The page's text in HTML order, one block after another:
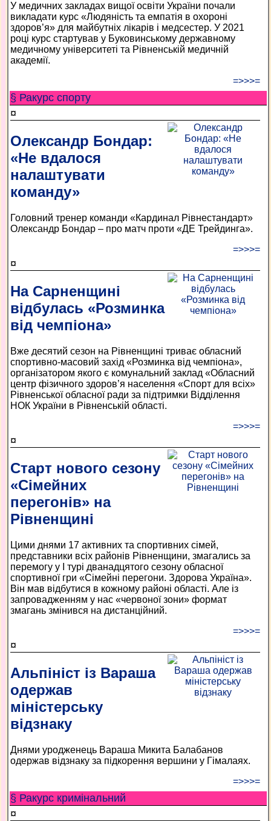
У медичних закладах вищої освіти України почали
викладати курс «Людяність та емпатія в охороні
здоров’я» для майбутніх лікарів і медсестер. У 2021
році курс стартував у Буковинському державному
медичному університеті та Рівненській медичній
академії.
=>>>=
§ Ракурс спорту
¤
Олександр Бондар:
«Не вдалося
налаштувати
команду»
Головний тренер команди «Кардинал Рівнестандарт»
Олександр Бондар – про матч проти «ДЕ Трейдинга».
=>>>=
¤
На Сарненщині
відбулась «Розминка
від чемпіона»
Вже десятий сезон на Рівненщині триває обласний
спортивно-масовий захід «Розминка від чемпіона»,
організатором якого є комунальний заклад «Обласний
центр фізичного здоров’я населення «Спорт для всіх»
Рівненської обласної ради за підтримки Відділення
НОК України в Рівненській області.
=>>>=
¤
Старт нового сезону
«Сімейних
перегонів» на
Рівненщині
Цими днями 17 активних та спортивних сімей,
представники всіх районів Рівненщини, змагались за
перемогу у І турі дванадцятого сезону обласної
спортивної гри «Сімейні перегони. Здорова Україна».
Він мав відбутися в кожному районі області. Але із
запровадженням у нас «червоної зони» формат
змагань змінився на дистанційний.
=>>>=
¤
Альпініст із Вараша
одержав
міністерську
відзнаку
Днями уродженець Вараша Микита Балабанов
одержав відзнаку за підкорення вершини у Гімалаях.
=>>>=
§ Ракурс кримінальний
¤